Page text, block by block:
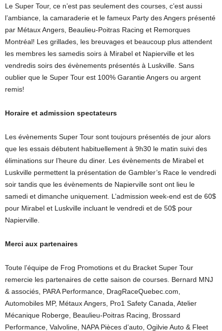
Le Super Tour, ce n’est pas seulement des courses, c’est aussi
l’ambiance, la camaraderie et le fameux Party des Angers présenté
par Métaux Angers, Beaulieu-Poitras Racing et Remorques
Montréal! Les grillades, les breuvages et beaucoup plus attendent
les membres les samedis soirs à Mirabel et Napierville et les
vendredis soirs des évènements présentés à Luskville. Sans
oublier que le Super Tour est 100% Garantie Angers ou argent
remis!
Horaire et admission spectateurs
Les évènements Super Tour sont toujours présentés de jour alors
que les essais débutent habituellement à 9h30 le matin suivi des
éliminations sur l’heure du diner. Les évènements de Mirabel et
Luskville permettent la présentation de Gambler’s Race le vendredi
soir tandis que les évènements de Napierville sont ont lieu le
samedi et dimanche uniquement. L’admission week-end est de 60$
pour Mirabel et Luskville incluant le vendredi et de 50$ pour
Napierville.
Merci aux partenaires
Toute l’équipe de Frog Promotions et du Bracket Super Tour
remercie les partenaires de cette saison de courses. Bernard MNJ
& associés, PARA Performance, DragRaceQuebec.com,
Automobiles MP, Métaux Angers, Pro1 Safety Canada, Atelier
Mécanique Roberge, Beaulieu-Poitras Racing, Brossard
Performance, Valvoline, NAPA Pièces d’auto, Ogilvie Auto & Fleet